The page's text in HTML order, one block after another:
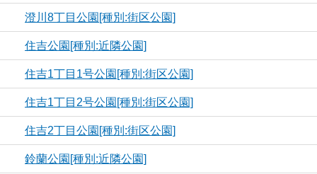
澄川8丁目公園[種別:街区公園]
住吉公園[種別:近隣公園]
住吉1丁目1号公園[種別:街区公園]
住吉1丁目2号公園[種別:街区公園]
住吉2丁目公園[種別:街区公園]
鈴蘭公園[種別:近隣公園]